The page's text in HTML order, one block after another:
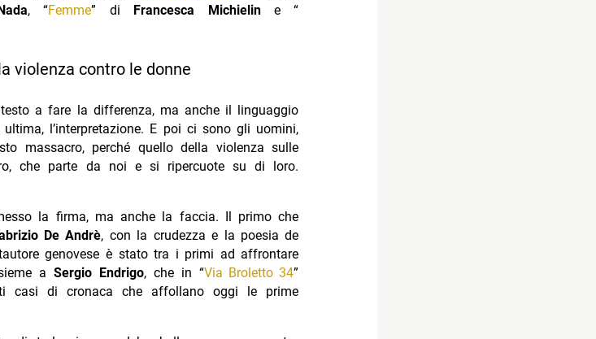
, “Femme” di Francesca Michieline “
violenza contro le donne
a fare la differenza, ma anche il linguaggio
l’interpretazione. E poi ci sono gli uomini,
massacro, perché quello della violenza sulle
che parte da noi e si ripercuote su di loro.
la firma, ma anche la faccia. Il primo che
De Andrè, con la crudezza e la poesia de
genovese è stato tra i primi ad affrontare
aSergio Endrigo, che in “Via Broletto 34”
casi di cronaca che affollano oggi le prime